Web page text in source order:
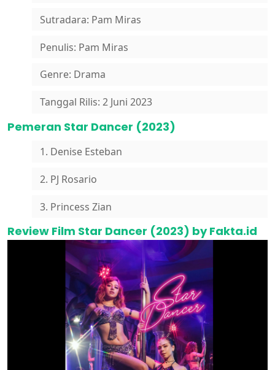
Sutradara: Pam Miras
Penulis: Pam Miras
Genre: Drama
Tanggal Rilis: 2 Juni 2023
Pemeran Star Dancer (2023)
1. Denise Esteban
2. PJ Rosario
3. Princess Zian
Review Film Star Dancer (2023) by Fakta.id